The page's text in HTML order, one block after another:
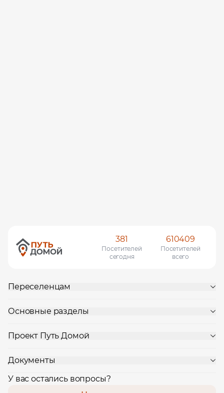
381
Посетителей
сегодня
610409
Посетителей
всего
Переселенцам
Основные разделы
Проект Путь Домой
Документы
У вас остались вопросы?